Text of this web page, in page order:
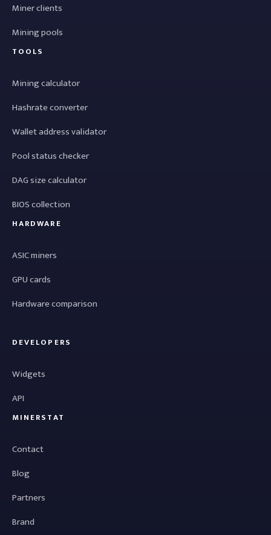
Miner clients
Mining pools
TOOLS
Mining calculator
Hashrate converter
Wallet address validator
Pool status checker
DAG size calculator
BIOS collection
HARDWARE
ASIC miners
GPU cards
Hardware comparison
DEVELOPERS
Widgets
API
MINERSTAT
Contact
Blog
Partners
Brand